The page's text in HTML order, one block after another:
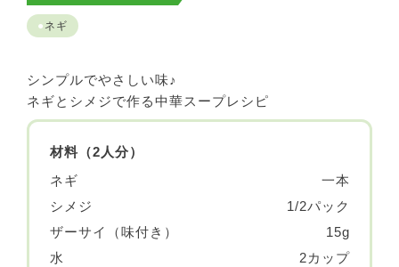
ネギ
シンプルでやさしい味♪
ネギとシメジで作る中華スープレシピ
材料（2人分）
ネギ
一本
シメジ
1/2パック
ザーサイ（味付き）
15g
水
2カップ